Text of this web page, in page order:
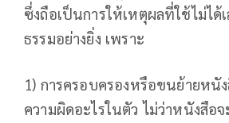
ซึ่งถือเป็นการให้เหตุผลที่ใช้ไม่ได้
ธรรมอย่างยิ่ง เพราะ
1) การครอบครองหรือขนย้ายหนั
ความผิดอะไรในตัว ไม่ว่าหนังสือ